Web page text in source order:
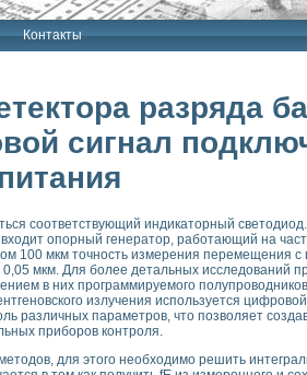
Контакты
National Instruments
разряда
сигнал
соответствующий индикаторный
опорный генератор, работающий на
100 мкм точность измерения перемещения
мкм. Для более детальных исследований
в них программируемого
излучения используется
различных параметров, что позволяет
приборов контроля.
для этого необходимо решить